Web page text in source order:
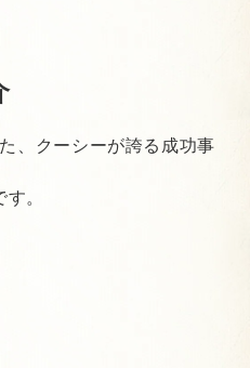
、クーシーが誇る成功事
。